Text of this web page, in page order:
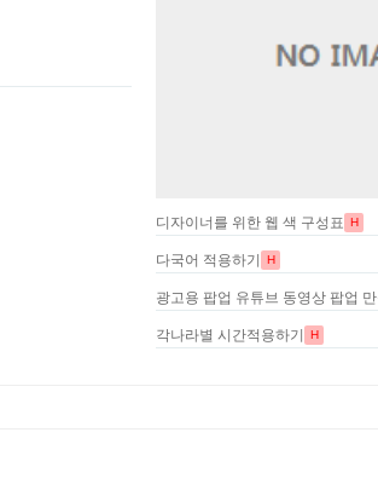
디자이너를 위한 웹 색 구성표 H
다국어 적용하기 H
광고용 팝업 유튜브 동영상 팝업
각나라별 시간적용하기 H